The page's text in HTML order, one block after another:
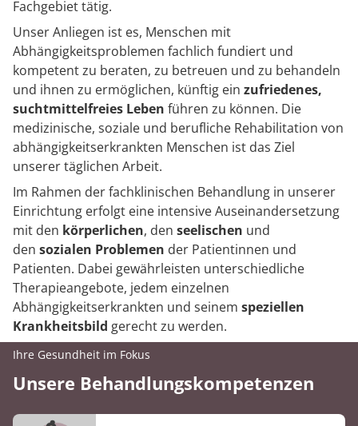
Fachgebiet tätig.
Unser Anliegen ist es, Menschen mit
Abhängigkeitsproblemen fachlich fundiert und
kompetent zu beraten, zu betreuen und zu behandeln
und ihnen zu ermöglichen, künftig ein zufriedenes,
suchtmittelfreies Leben führen zu können. Die
medizinische, soziale und berufliche Rehabilitation von
abhängigkeitserkrankten Menschen ist das Ziel
unserer täglichen Arbeit.
Im Rahmen der fachklinischen Behandlung in unserer
Einrichtung erfolgt eine intensive Auseinandersetzung
mit den körperlichen, den seelischen und
den sozialen Problemen der Patientinnen und
Patienten. Dabei gewährleisten unterschiedliche
Therapieangebote, jedem einzelnen
Abhängigkeitserkrankten und seinem speziellen
Krankheitsbild gerecht zu werden.
Ihre Gesundheit im Fokus
Unsere Behandlungskompetenzen